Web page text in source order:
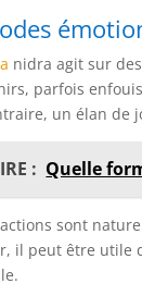
nidra agit sur
parfois
un élan de
: Quelle
sont
il peut être utile